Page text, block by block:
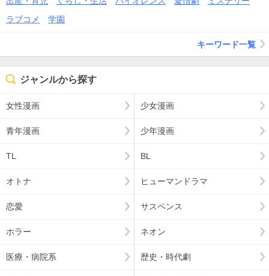
ラブコメ
学園
キーワード一覧
ジャンルから探す
女性漫画 少女漫画
青年漫画 少年漫画
TL BL
オトナ ヒューマンドラマ
恋愛 サスペンス
ホラー ネオン
医療・病院系 歴史・時代劇